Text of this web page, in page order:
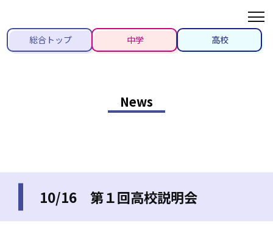
総合トップ 中学 高校
News
10/16 第１回高校説明会